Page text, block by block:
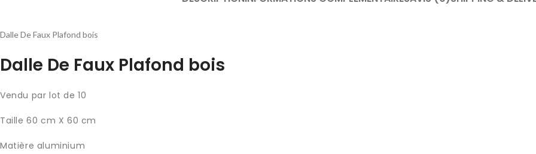
Dalle De Faux Plafond bois
Dalle De Faux Plafond bois
Vendu par lot de 10
Taille 60 cm X 60 cm
Matière aluminium